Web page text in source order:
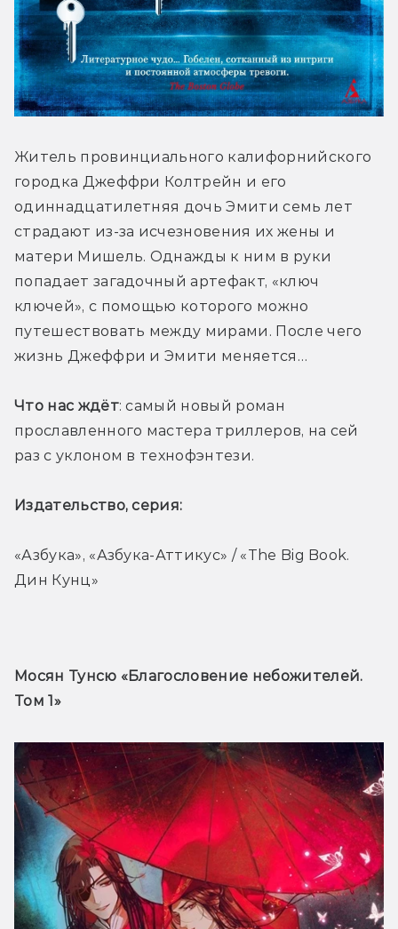
Житель провинциального калифорнийского
городка Джеффри Колтрейн и его
одиннадцатилетняя дочь Эмити семь лет
страдают из-за исчезновения их жены и
матери Мишель. Однажды к ним в руки
попадает загадочный артефакт, «ключ
ключей», с помощью которого можно
путешествовать между мирами. После чего
жизнь Джеффри и Эмити меняется…
Что нас ждёт: самый новый роман
прославленного мастера триллеров, на сей
раз с уклоном в технофэнтези.
Издательство, серия:
«Азбука», «Азбука-Аттикус» / «The Big Book.
Дин Кунц»
Мосян Тунсю «Благословение небожителей.
Том 1»